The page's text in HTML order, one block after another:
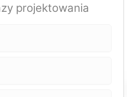
projektowania